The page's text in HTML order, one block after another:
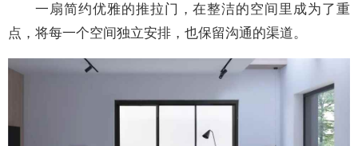
一扇简约优雅的推拉门，在整洁的空间里成为了重
点，将每一个空间独立安排，也保留沟通的渠道。